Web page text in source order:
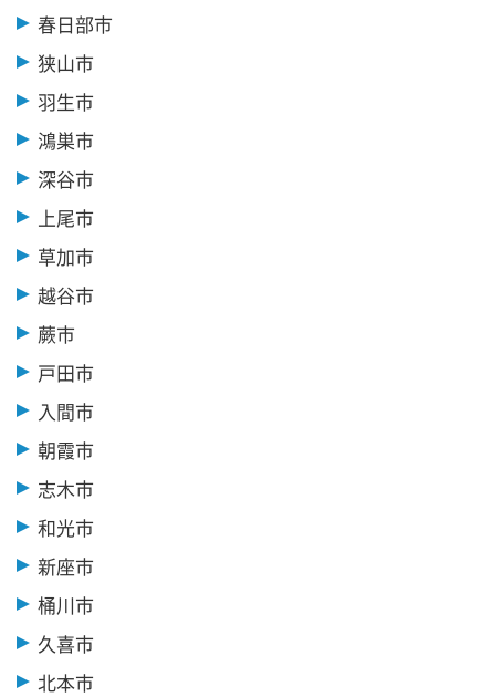
春日部市
狭山市
羽生市
鴻巣市
深谷市
上尾市
草加市
越谷市
蕨市
戸田市
入間市
朝霞市
志木市
和光市
新座市
桶川市
久喜市
北本市